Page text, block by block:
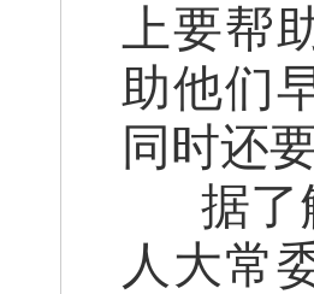
上要帮
助他们
同时还
据了
人大常